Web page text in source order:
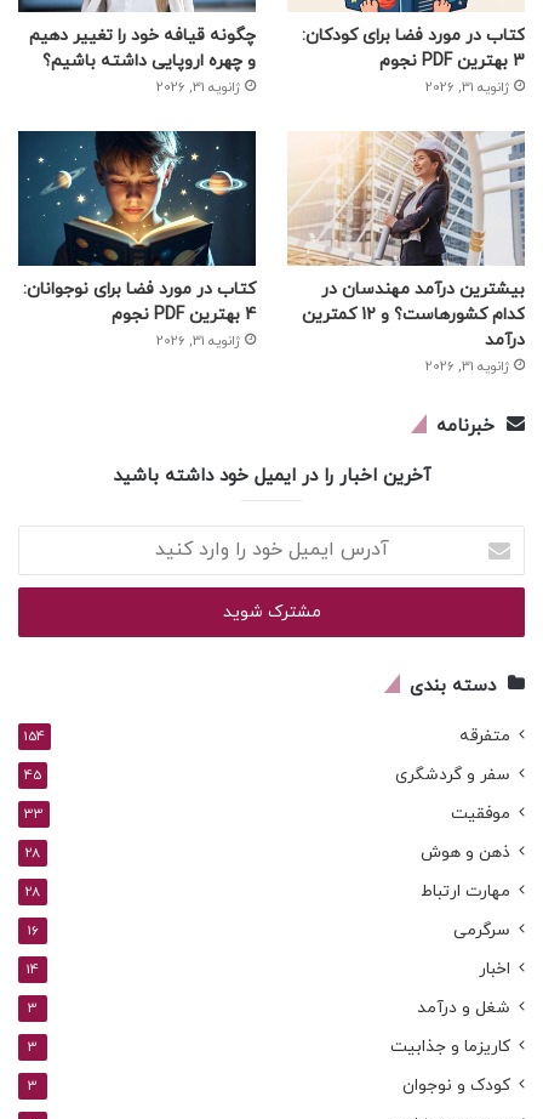
کتاب در مورد فضا برای کودکان:
3 بهترین PDF نجوم
ژانویه 31, 2026
چگونه قیافه خود را تغییر دهیم
و چهره اروپایی داشته باشیم؟
ژانویه 31, 2026
بیشترین درآمد مهندسان در
کدام کشورهاست؟ و 12 کمترین
درآمد
ژانویه 31, 2026
کتاب در مورد فضا برای نوجوانان:
4 بهترین PDF نجوم
ژانویه 31, 2026
خبرنامه
آخرین اخبار را در ایمیل خود داشته باشید
ایمیل
خود
وارد
دسته بندی
متفرقه 154
سفر و گردشگری 45
موفقیت 33
ذهن و هوش 28
مهارت ارتباط 28
سرگرمی 16
اخبار 14
شغل و درآمد 3
کاریزما و جذابیت 3
کودک و نوجوان 3